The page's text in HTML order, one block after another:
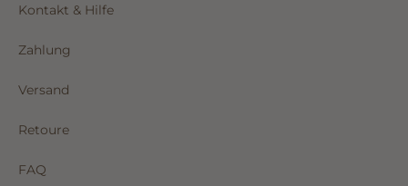
Kontakt & Hilfe
Zahlung
Versand
Retoure
FAQ